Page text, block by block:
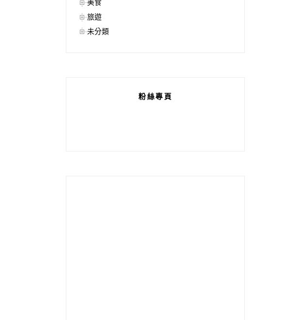
美食
旅遊
未分類
粉絲專頁